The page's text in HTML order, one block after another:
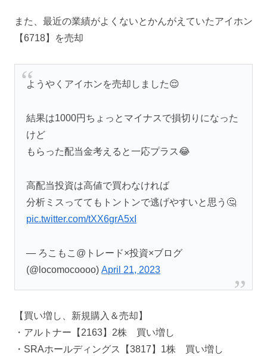
また、最近の業績がよくないとかんがえていたアイホン
【6718】を売却
ようやくアイホンを売却しました😌
結果は1000円ちょっとマイナスで損切りになった
けど
もらった配当金考えると一応プラス😂
高配当投資は高値で買わなければ
分析ミスっててもトントンで逃げやすいと思う🤔
pic.twitter.com/tXX6grA5xI
— ろこもこ@トレード×投資×ブログ
(@locomocoooo)April 21, 2023
【買い増し、新規購入＆売却】
・アルトナー【2163】2株 買い増し
・SRAホールディングス【3817】1株 買い増し